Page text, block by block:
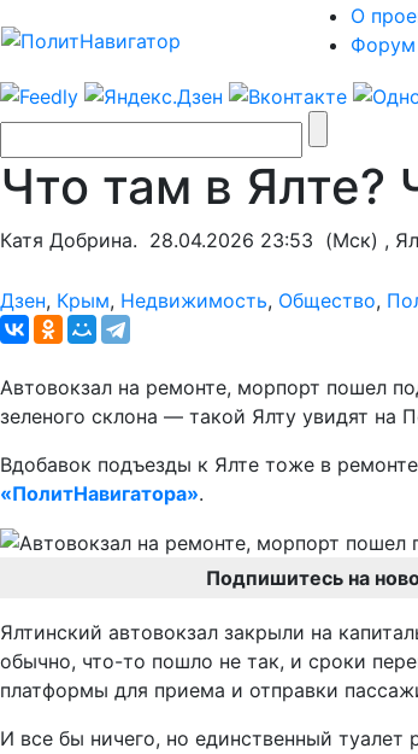
О
Форум
Что там в Ялте?
Катя Добрина. 28.04.2026 23:53 (Мск) ,
Дзен, Крым, Недвижимость, Общество,
Автовокзал на ремонте, морпорт пошел
зеленого склона — такой Ялту увидят
Вдобавок подъезды к Ялте тоже в
«ПолитНавигатора».
Подпишитесь на
Ялтинский автовокзал закрыли на
обычно, что-то пошло не так, и сроки
платформы для приема и отправки
И все бы ничего, но единственный туалет